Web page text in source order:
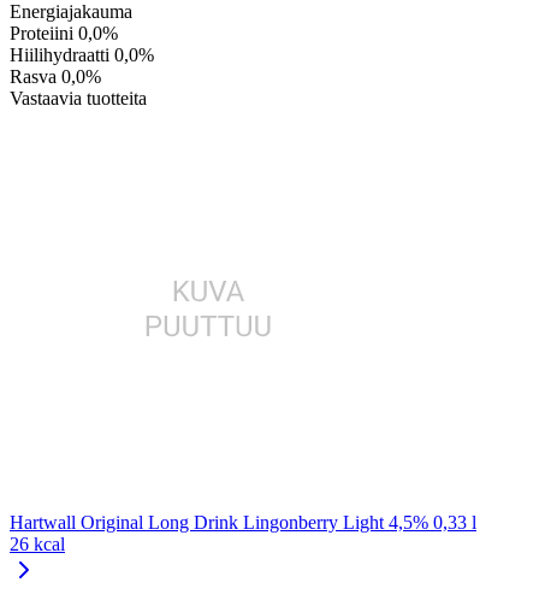
Energiajakauma
Proteiini 0,0%
Hiilihydraatti 0,0%
Rasva 0,0%
Vastaavia tuotteita
Hartwall Original Long Drink Lingonberry Light 4,5% 0,33 l
26 kcal